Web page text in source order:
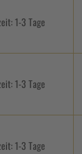
1-3 Tage
1-3 Tage
1-3 Tage